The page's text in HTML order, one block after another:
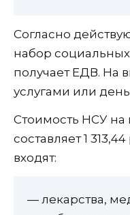
Согласно
набор
получает ЕДВ. На
услугами или
Стоимость НСУ на
составляет 1
входят:
— лекарства,